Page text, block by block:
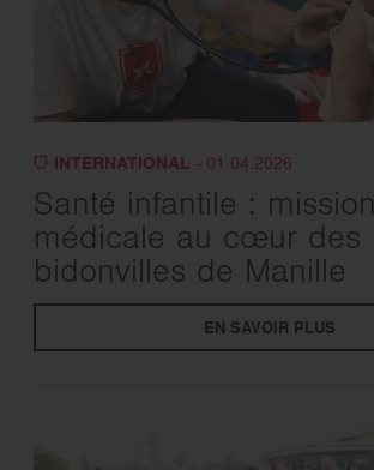
INTERNATIONAL - 01.04.2026
Santé infantile : mission
médicale au cœur des
bidonvilles de Manille
EN SAVOIR PLUS